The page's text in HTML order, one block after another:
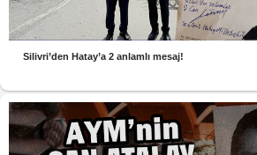
Silivri’den Hatay’a 2 anlamlı mesaj!